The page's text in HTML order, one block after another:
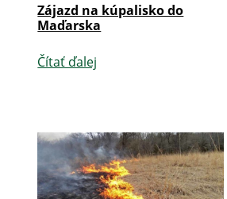
Zájazd na kúpalisko do
Maďarska
Čítať ďalej